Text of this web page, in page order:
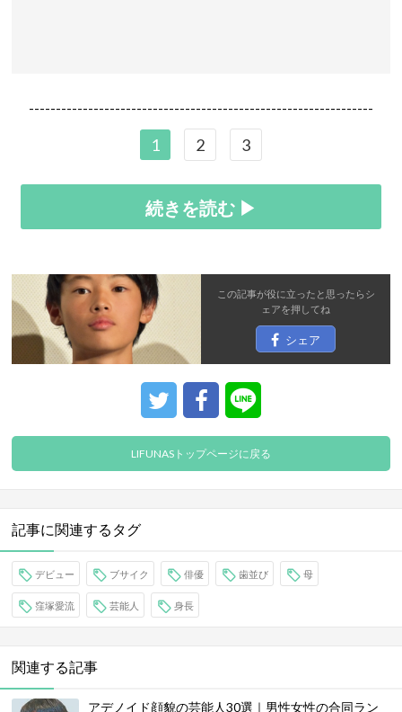
----------------------------------------------------------------
1 2 3
続きを読む ▶
この記事が役に立ったと思ったら シ
ェアを押してね
シェア
LIFUNASトップページに戻る
記事に関連するタグ
デビュー ブサイク 俳優 歯並び 母
窪塚愛流 芸能人 身長
関連する記事
アデノイド顔貌の芸能人30選｜男性女性の合同ラン